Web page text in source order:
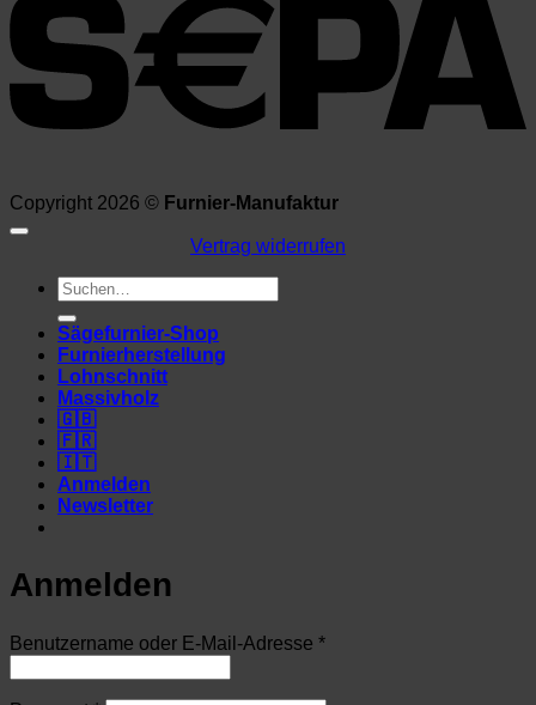
Copyright 2026 © Furnier-Manufaktur
Vertrag widerrufen
Suchen
nach:
Sägefurnier-Shop
Furnierherstellung
Lohnschnitt
Massivholz
🇬🇧
🇫🇷
🇮🇹
Anmelden
Newsletter
Anmelden
Benutzername oder E-Mail-Adresse *Erforderlich